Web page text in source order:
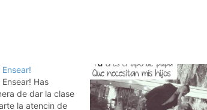
Has
de dar la clase
la atencin de